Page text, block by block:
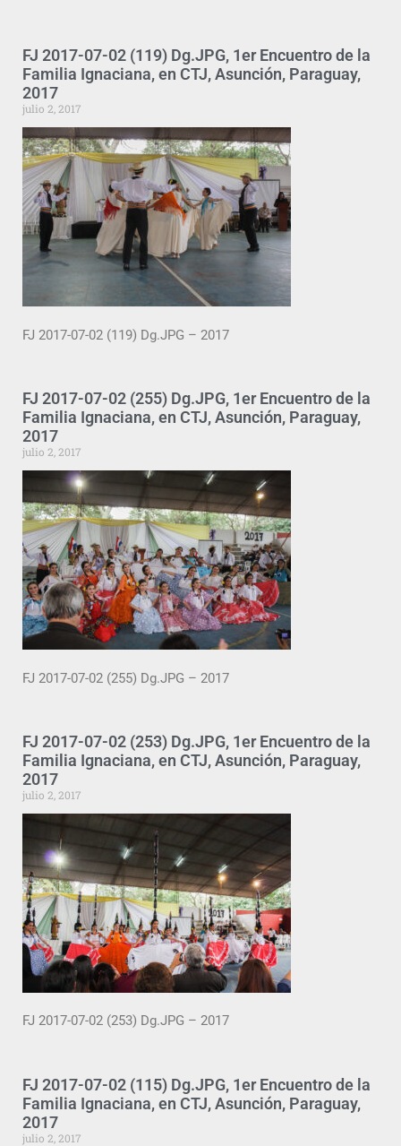
FJ 2017-07-02 (119) Dg.JPG, 1er Encuentro de la
Familia Ignaciana, en CTJ, Asunción, Paraguay,
2017
julio 2, 2017
FJ 2017-07-02 (119) Dg.JPG – 2017
FJ 2017-07-02 (255) Dg.JPG, 1er Encuentro de la
Familia Ignaciana, en CTJ, Asunción, Paraguay,
2017
julio 2, 2017
FJ 2017-07-02 (255) Dg.JPG – 2017
FJ 2017-07-02 (253) Dg.JPG, 1er Encuentro de la
Familia Ignaciana, en CTJ, Asunción, Paraguay,
2017
julio 2, 2017
FJ 2017-07-02 (253) Dg.JPG – 2017
FJ 2017-07-02 (115) Dg.JPG, 1er Encuentro de la
Familia Ignaciana, en CTJ, Asunción, Paraguay,
2017
julio 2, 2017